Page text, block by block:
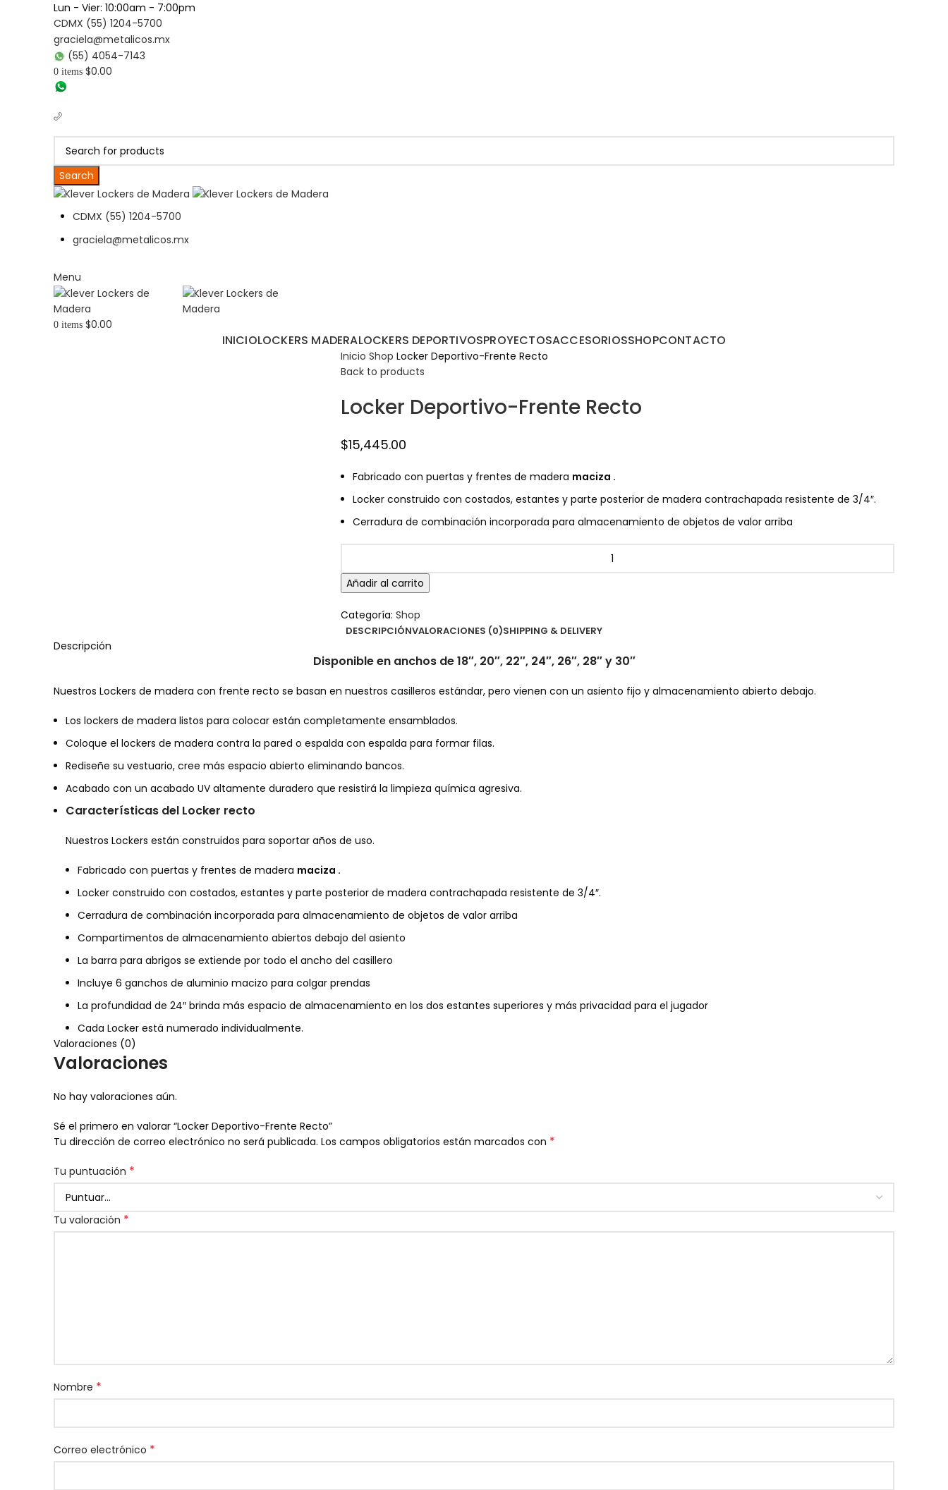
Lun - Vier: 10:00am - 7:00pm
CDMX (55) 1204-5700
graciela@metalicos.mx
(55) 4054-7143
0 items $0.00
Search
CDMX (55) 1204-5700
graciela@metalicos.mx
Menu
0 items $0.00
INICIOLOCKERS MADERALOCKERS DEPORTIVOSPROYECTOSACCESORIOSSHOPCONTACTO
InicioShopLocker Deportivo-Frente Recto
Back to products
Locker Deportivo-Frente Recto
$15,445.00
Fabricado con puertas y frentes de madera maciza .
Locker construido con costados, estantes y parte posterior de madera contrachapada resistente de 3/4″.
Cerradura de combinación incorporada para almacenamiento de objetos de valor arriba
Añadir al carrito
Categoría: Shop
DESCRIPCIÓNVALORACIONES (0)SHIPPING & DELIVERY
Descripción
Disponible en anchos de 18″, 20″, 22″, 24″, 26″, 28″ y 30″
Nuestros Lockers de madera con frente recto se basan en nuestros casilleros estándar, pero vienen con un asiento fijo y almacenamiento abierto debajo.
Los lockers de madera listos para colocar están completamente ensamblados.
Coloque el lockers de madera contra la pared o espalda con espalda para formar filas.
Rediseñe su vestuario, cree más espacio abierto eliminando bancos.
Acabado con un acabado UV altamente duradero que resistirá la limpieza química agresiva.
Características del Locker recto
Nuestros Lockers están construidos para soportar años de uso.
Fabricado con puertas y frentes de madera maciza .
Locker construido con costados, estantes y parte posterior de madera contrachapada resistente de 3/4″.
Cerradura de combinación incorporada para almacenamiento de objetos de valor arriba
Compartimentos de almacenamiento abiertos debajo del asiento
La barra para abrigos se extiende por todo el ancho del casillero
Incluye 6 ganchos de aluminio macizo para colgar prendas
La profundidad de 24″ brinda más espacio de almacenamiento en los dos estantes superiores y más privacidad para el jugador
Cada Locker está numerado individualmente.
Valoraciones (0)
Valoraciones
No hay valoraciones aún.
Sé el primero en valorar “Locker Deportivo-Frente Recto”
Tu dirección de correo electrónico no será publicada. Los campos obligatorios están marcados con *
Tu puntuación *
Tu valoración *
Nombre *
Correo electrónico *